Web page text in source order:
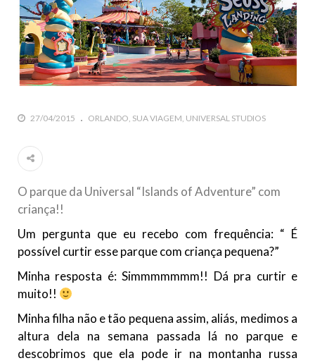
27/04/2015 ORLANDO SUA VIAGEM UNIVERSAL STUDIOS
O parque da Universal “Islands of Adventure” com
criança!!
Um pergunta que eu recebo com frequência: “ É
possível curtir esse parque com criança pequena?”
Minha resposta é: Simmmmmmm!! Dá pra curtir e
muito!!
Minha filha não e tão pequena assim, aliás, medimos a
altura dela na semana passada lá no parque e
descobrimos que ela pode ir na montanha russa